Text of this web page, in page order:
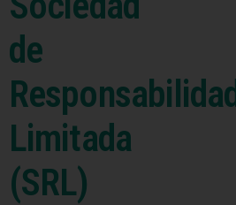
de
Responsabilidad
Limitada
(SRL)